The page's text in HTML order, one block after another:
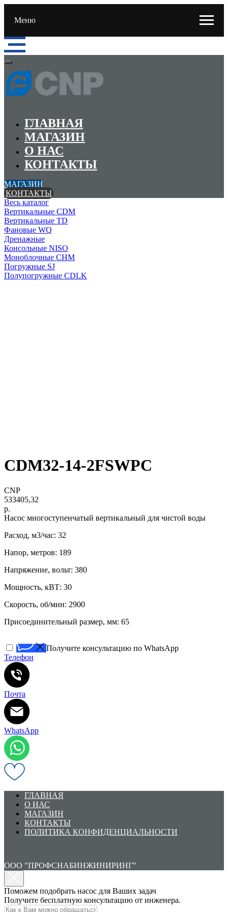
Меню
ГЛАВНАЯ
МАГАЗИН
О НАС
КОНТАКТЫ
МАГАЗИН
КОНТАКТЫ
Весь каталог
Вертикальные CDM
Вертикальные TD
Фановые WQ
Дренажные
Консольные NISO
Моноблочные CHМ
Погружные SJ
Полупогружные CDLK
CDM32-14-2FSWPC
CNP
533405,32
р.
Нacоc многоступенчатый вертикaльный для чистoй воды
Расход, м3/час: 32
Напор, метров: 189
Напряжение, вольт: 380
Мощность, кВТ: 30
Скорость, об/мин: 2900
Присоединительный размер, мм: 65
Получите консультацию по WhatsApp
Телефон
Почта
WhatsApp
ГЛАВНАЯ
О НАС
МАГАЗИН
КОНТАКТЫ
ПОЛИТИКА КОНФИДЕНЦИАЛЬНОСТИ
ООО "ПРОФСНАБИНЖИНИРИНГ"
Поможем подобрать насос для Ваших задач
Получите бесплатную консультацию от инженера.